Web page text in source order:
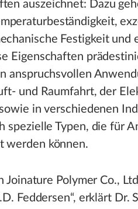
auszeichnet: Dazu
Festigkeit und
Eigenschaften
anspruchsvollen
und Raumfahrt, der
in verschiedenen
spezielle Typen, die für
werden können.
Joinature Polymer Co.,
Feddersen“, erklärt Dr.